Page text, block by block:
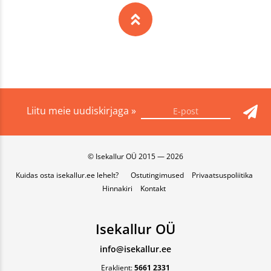
Liitu meie uudiskirjaga »
© Isekallur OÜ 2015 — 2026
Kuidas osta isekallur.ee lehelt?
Ostutingimused
Privaatsuspoliitika
Hinnakiri
Kontakt
Isekallur OÜ
info@isekallur.ee
Eraklient:5661 2331